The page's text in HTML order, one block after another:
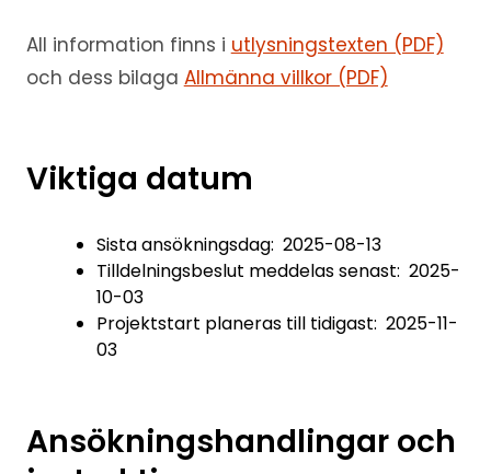
All information finns i utlysningstexten (PDF)
och dess bilaga Allmänna villkor (PDF)
Viktiga datum
Sista ansökningsdag: 2025-08-13
Tilldelningsbeslut meddelas senast: 2025-
10-03
Projektstart planeras till tidigast: 2025-11-
03
Ansökningshandlingar och